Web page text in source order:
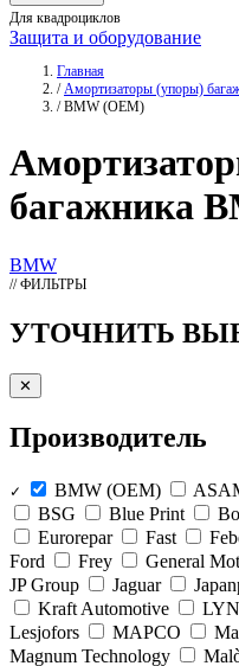
Для квадроциклов
Защита и оборудование
Главная
/ Амортизаторы (упоры)
/ BMW (OEM)
багажника
BMW
// ФИЛЬТРЫ
УТОЧНИТЬ
✕
Производитель
✓ BMW (OEM)
BSG
Blue Print
Eurorepar
Fast
Ford
Frey General
JP Group
Jaguar
Kraft Automotive
Lesjofors
MAPCO
Magnum Technology